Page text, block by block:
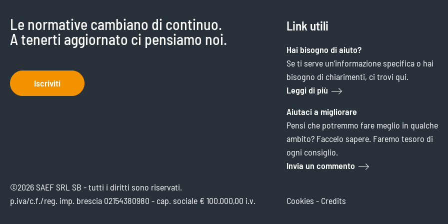
Le normative cambiano di continuo.
A tenerti aggiornato ci pensiamo noi.
Iscriviti
Link utili
Hai bisogno di aiuto?
Se ti serve un’informazione specifica o hai
bisogno di chiarimenti, ci trovi qui.
Leggi di più
Aiutaci a migliorare
Pensi che potremmo fare meglio in qualche
ambito? Faccelo sapere. Faremo tesoro di
ogni consiglio.
Invia un commento
©2026 SAEF SRL SB - tutti i diritti sono riservati.
p.iva/c.f./reg. imp. brescia 02154380980 - cap. sociale € 100.000,00 i.v.
Cookies - Credits